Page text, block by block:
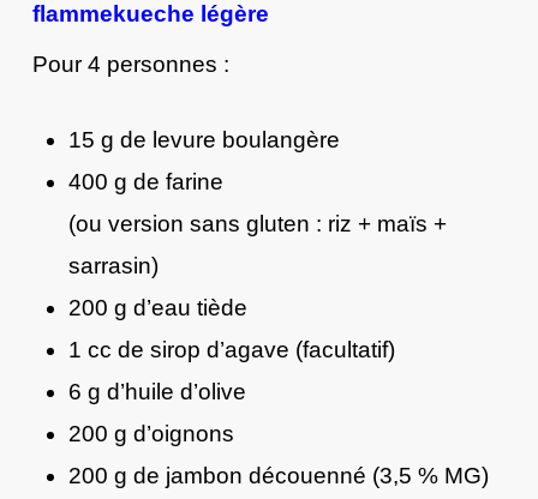
flammekueche légère
Pour 4 personnes :
15 g de levure boulangère
400 g de farine
(ou version sans gluten : riz + maïs +
sarrasin)
200 g d’eau tiède
1 cc de sirop d’agave (facultatif)
6 g d’huile d’olive
200 g d’oignons
200 g de jambon découenné (3,5 % MG)